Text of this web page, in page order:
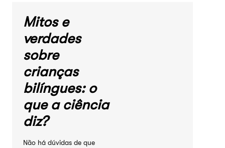
Mitos e
verdades
sobre
crianças
bilíngues: o
que a ciência
diz?
Não há dúvidas de que